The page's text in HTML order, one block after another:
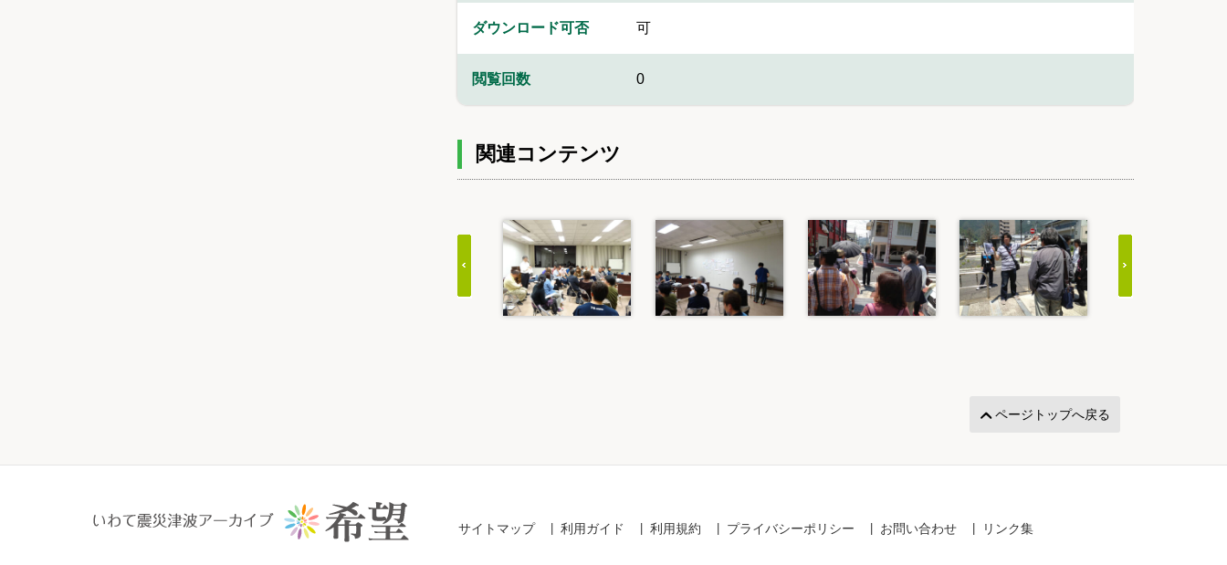
ダウンロード可否 可
閲覧回数 0
関連コンテンツ
ページトップへ戻る
サイトマップ 利用ガイド 利用規約 プライバシーポリシー お問い合わせ リンク集